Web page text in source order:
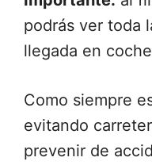
podrás ver toda
llegada en
Como siempre
evitando
prevenir de